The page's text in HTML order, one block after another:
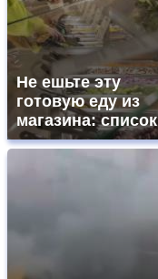
Не ешьте эту
готовую еду из
магазина: список